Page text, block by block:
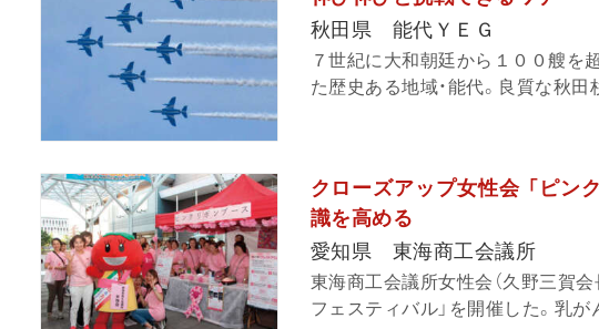
秋田県 能代ＹＥＧ
７世紀に大和朝廷から１００艘を
た歴史ある地域・能代。良質な秋
クローズアップ女性会 「ピン
識を高める
愛知県 東海商工会議所
東海商工会議所女性会（久野三賀
フェスティバル」を開催した。乳